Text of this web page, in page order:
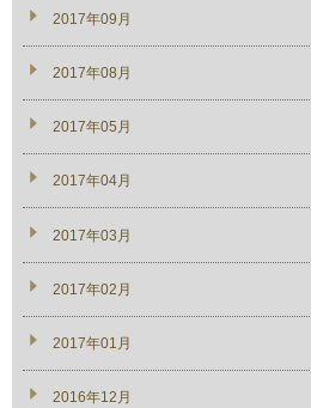
2017年09月
2017年08月
2017年05月
2017年04月
2017年03月
2017年02月
2017年01月
2016年12月